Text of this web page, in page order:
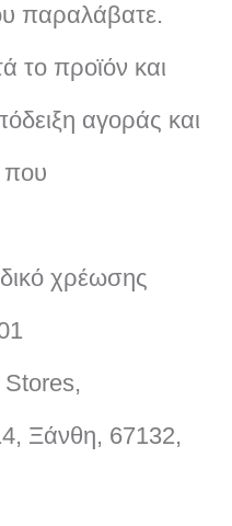
παραλάβατε.
το προϊόν και
αγοράς και
που
χρέωσης
Ξάνθη, 67132,